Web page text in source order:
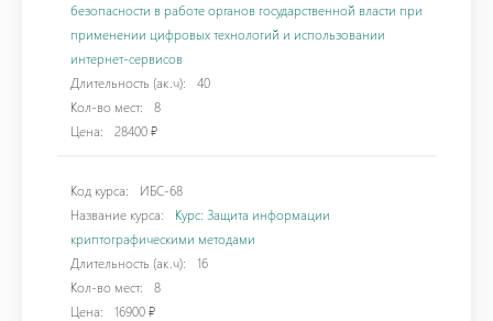
безопасности в работе органов государственной власти при
применении цифровых технологий и использовании
интернет-сервисов
Длительность (ак.ч):
40
Кол-во мест:
8
Цена:
28400 ₽
Код курса:
ИБС-68
Название курса:
Курс: Защита информации
криптографическими методами
Длительность (ак.ч):
16
Кол-во мест:
8
Цена:
16900 ₽